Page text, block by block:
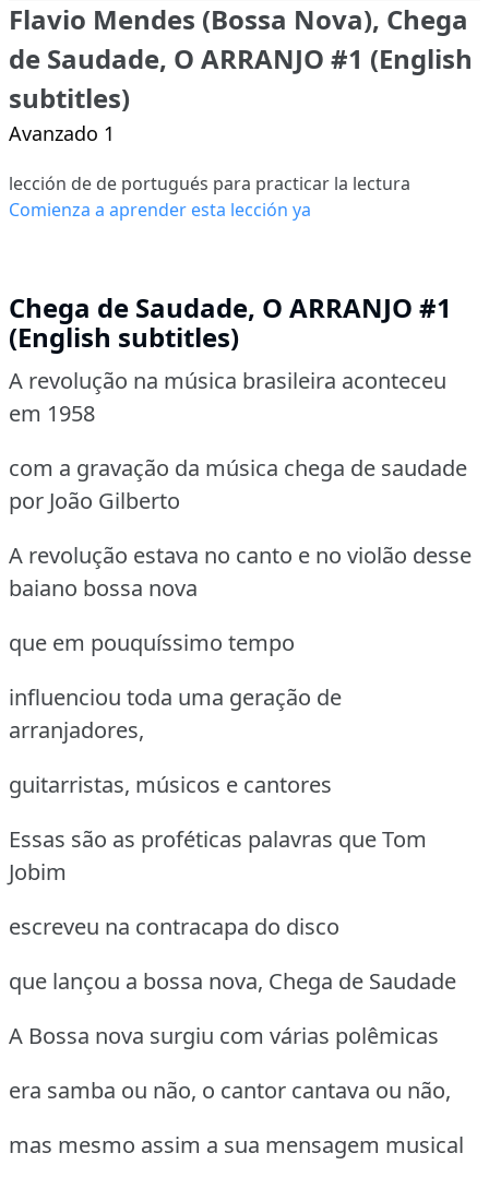
Flavio Mendes (Bossa Nova), Chega
de Saudade, O ARRANJO #1 (English
subtitles)
Avanzado 1
lección de de portugués para practicar la lectura
Comienza a aprender esta lección ya
Chega de Saudade, O ARRANJO #1
(English subtitles)
A revolução na música brasileira aconteceu
em 1958
com a gravação da música chega de saudade
por João Gilberto
A revolução estava no canto e no violão desse
baiano bossa nova
que em pouquíssimo tempo
influenciou toda uma geração de
arranjadores,
guitarristas, músicos e cantores
Essas são as proféticas palavras que Tom
Jobim
escreveu na contracapa do disco
que lançou a bossa nova, Chega de Saudade
A Bossa nova surgiu com várias polêmicas
era samba ou não, o cantor cantava ou não,
mas mesmo assim a sua mensagem musical